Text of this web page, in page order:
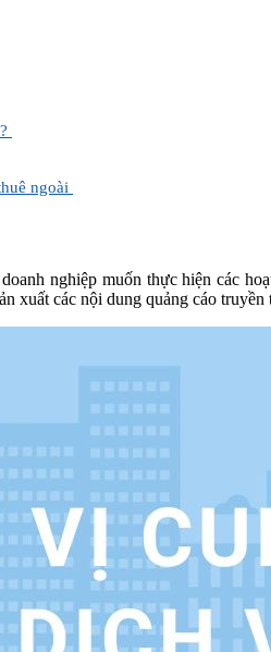
ngoài
nghiệp muốn thực hiện các
các nội dung quảng cáo